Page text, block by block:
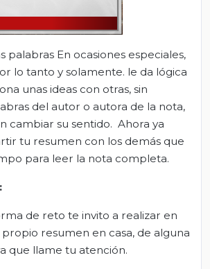
palabras En ocasiones especiales,
lo tanto y solamente. le da lógica
unas ideas con otras, sin
del autor o autora de la nota,
cambiar su sentido. Ahora ya
tu resumen con los demás que
para leer la nota completa.
de reto te invito a realizar en
resumen en casa, de alguna
que llame tu atención.